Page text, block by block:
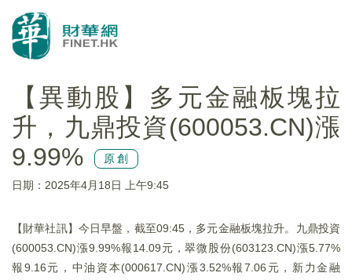
【異動股】多元金融板塊拉
升，九鼎投資(600053.CN)漲
9.99%
原創
日期：2025年4月18日 上午9:45
【財華社訊】今日早盤，截至09:45，多元金融板塊拉升。九鼎投資
(600053.CN)漲9.99%報14.09元，翠微股份(603123.CN)漲5.77%
報9.16元，中油資本(000617.CN)漲3.52%報7.06元，新力金融